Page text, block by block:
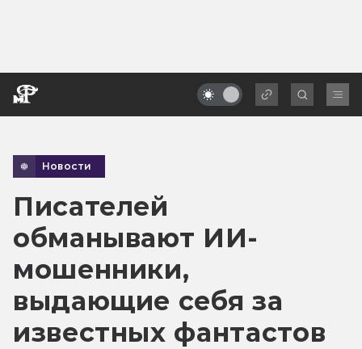
Новости
Писателей
обманывают ИИ-
мошенники,
выдающие себя за
известных фантастов